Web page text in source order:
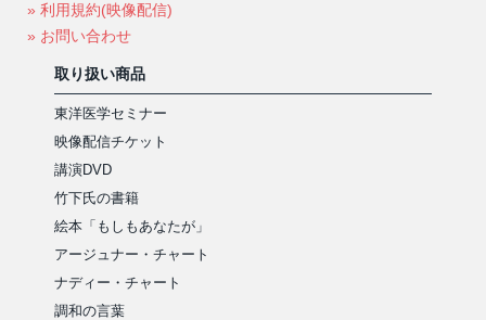
» 利用規約(映像配信)
» お問い合わせ
取り扱い商品
東洋医学セミナー
映像配信チケット
講演DVD
竹下氏の書籍
絵本「もしもあなたが」
アージュナー・チャート
ナディー・チャート
調和の言葉